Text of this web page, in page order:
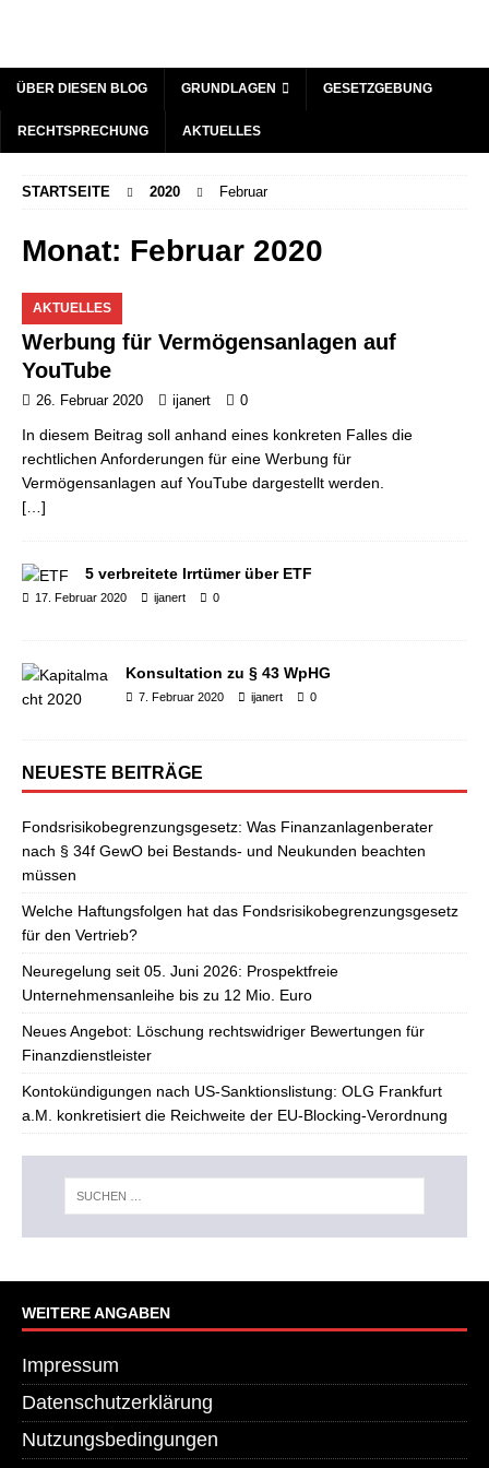
ÜBER DIESEN BLOG GRUNDLAGEN GESETZGEBUNG
RECHTSPRECHUNG AKTUELLES
STARTSEITE 2020 Februar
Monat: Februar 2020
AKTUELLES
Werbung für Vermögensanlagen auf
YouTube
26. Februar 2020 ijanert 0
In diesem Beitrag soll anhand eines konkreten Falles die
rechtlichen Anforderungen für eine Werbung für
Vermögensanlagen auf YouTube dargestellt werden.
[…]
5 verbreitete Irrtümer über ETF
17. Februar 2020 ijanert 0
Konsultation zu § 43 WpHG
7. Februar 2020 ijanert 0
NEUESTE BEITRÄGE
Fondsrisikobegrenzungsgesetz: Was Finanzanlagenberater
nach § 34f GewO bei Bestands- und Neukunden beachten
müssen
Welche Haftungsfolgen hat das Fondsrisikobegrenzungsgesetz
für den Vertrieb?
Neuregelung seit 05. Juni 2026: Prospektfreie
Unternehmensanleihe bis zu 12 Mio. Euro
Neues Angebot: Löschung rechtswidriger Bewertungen für
Finanzdienstleister
Kontokündigungen nach US-Sanktionslistung: OLG Frankfurt
a.M. konkretisiert die Reichweite der EU-Blocking-Verordnung
WEITERE ANGABEN
Impressum
Datenschutzerklärung
Nutzungsbedingungen